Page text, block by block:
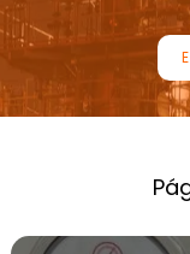
INSPEÇÃO
EMPRESAS DE